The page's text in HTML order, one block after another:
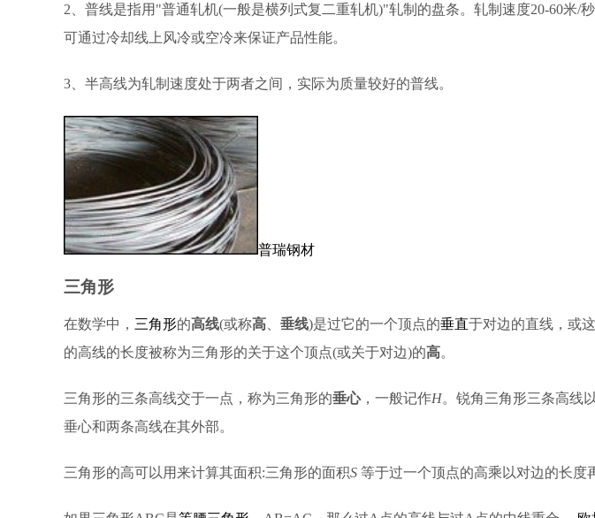
2、普线是指用"普通轧机(一般是横列式复二重轧机)"轧制的盘条。轧制速度20-60米/
可通过冷却线上风冷或空冷来保证产品性能。
3、半高线为轧制速度处于两者之间，实际为质量较好的普线。
普瑞钢材
三角形
在数学中， 三角形的高线(或称高 垂线)是过它的一个顶点的垂直于对边的直线，或
的高线的长度被称为三角形的关于这个顶点(或关于对边)的高。
三角形的三条高线交于一点，称为三角形的垂心，一般记作H。锐角三角形三条高线
垂心和两条高线在其外部。
三角形的高可以用来计算其面积:三角形的面积S 等于过一个顶点的高乘以对边的长度